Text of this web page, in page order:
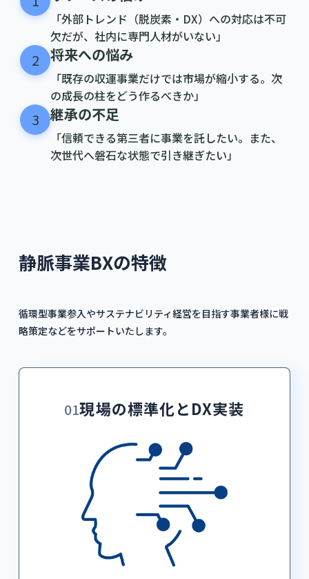
「外部トレンド（脱炭素・DX）への対応は不可
欠だが、社内に専門人材がいない」
2 将来への悩み
「既存の収運事業だけでは市場が縮小する。次
の成長の柱をどう作るべきか」
3 継承の不足
「信頼できる第三者に事業を託したい。また、
次世代へ磐石な状態で引き継ぎたい」
静脈事業BXの特徴
循環型事業参入やサステナビリティ経営を目指す事業者様に戦
略策定などをサポートいたします。
01現場の標準化とDX実装